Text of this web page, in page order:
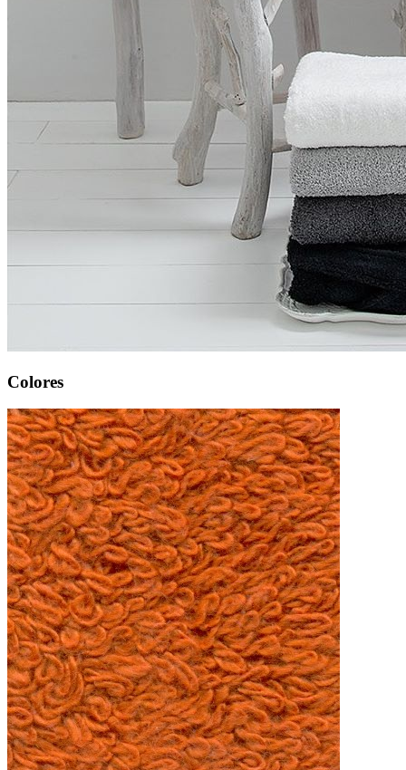
Colores